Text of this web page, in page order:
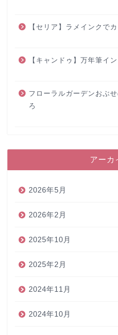
【セリア】ラメインクで
【キャンドゥ】万年筆イ
フローラルガーデンおぶ
ろ
アーカ
2026年5月
2026年2月
2025年10月
2025年2月
2024年11月
2024年10月